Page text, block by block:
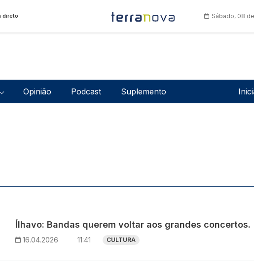
direto Sábado, 08
Opinião Podcast Suplemento
Ílhavo: Bandas querem voltar aos grandes concertos.
16.04.2026 11:41 CULTURA